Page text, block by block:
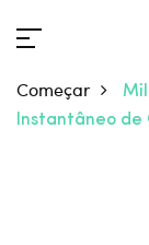
Começar
Instantâneo de